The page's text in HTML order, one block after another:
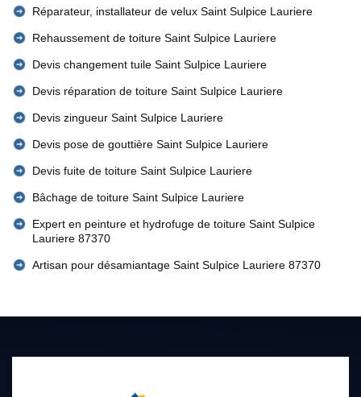
Réparateur, installateur de velux Saint Sulpice Lauriere
Rehaussement de toiture Saint Sulpice Lauriere
Devis changement tuile Saint Sulpice Lauriere
Devis réparation de toiture Saint Sulpice Lauriere
Devis zingueur Saint Sulpice Lauriere
Devis pose de gouttière Saint Sulpice Lauriere
Devis fuite de toiture Saint Sulpice Lauriere
Bâchage de toiture Saint Sulpice Lauriere
Expert en peinture et hydrofuge de toiture Saint Sulpice
Lauriere 87370
Artisan pour désamiantage Saint Sulpice Lauriere 87370